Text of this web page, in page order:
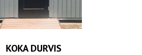
KOKA DURVIS